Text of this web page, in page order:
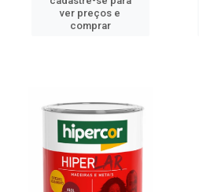
ver preços e
comprar